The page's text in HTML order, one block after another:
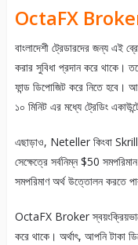
OctaFX Broker
বাংলাদেশী ট্রেডারদের জন্য এই
করার সুবিধা প্রদান করে থাকে।
ফান্ড ডিপোজিট করে নিতে হবে।
১০ মিনিট এর মধ্যে ট্রেডিং
এছাড়াও, Neteller কিংবা Skrill
সেক্ষেত্রে সর্বনিম্ন $50
সমপরিমাণ অর্থ উত্তোলন করতে
OctaFX Broker
করে থাকে। অর্থাৎ, আপনি টাকা